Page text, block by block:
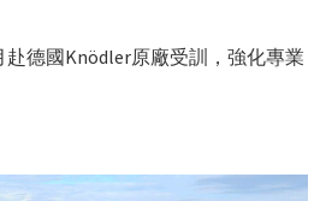
赴德國Knödler原廠受訓，強化專業